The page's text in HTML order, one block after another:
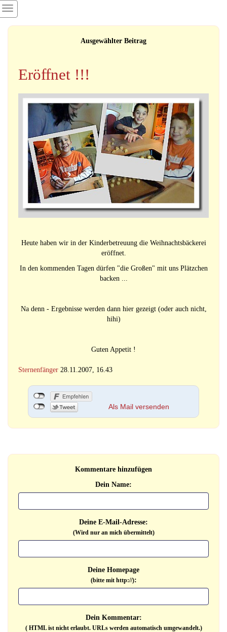
Ausgewählter Beitrag
Eröffnet !!!
Heute haben wir in der Kinderbetreuung die Weihnachtsbäckerei
eröffnet.
In den kommenden Tagen dürfen "die Großen" mit uns Plätzchen
backen ...
Na denn - Ergebnisse werden dann hier gezeigt (oder auch nicht,
hihi)
Guten Appetit !
Sternenfänger 28.11.2007, 16.43
Als Mail versenden
Kommentare hinzufügen
Dein Name:
Deine E-Mail-Adresse:
(Wird nur an mich übermittelt)
Deine Homepage
(bitte mit http://):
Dein Kommentar:
( HTML ist nichterlaubt. URLs werden automatisch umgewandelt.)